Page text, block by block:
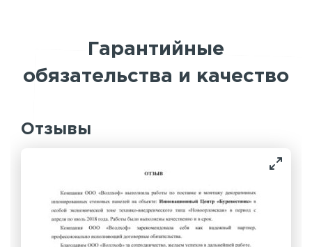
Гарантийные
обязательства и качество
Отзывы